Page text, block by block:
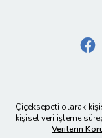
Çiçeksepeti olarak
kişisel veri işleme
Verilerin